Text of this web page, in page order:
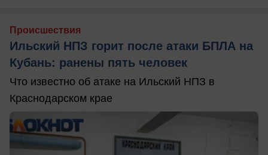
Происшествия
Ильский НПЗ горит после атаки БПЛА на
Кубань: ранены пять человек
Что известно об атаке на Ильский НПЗ в
Краснодарском крае